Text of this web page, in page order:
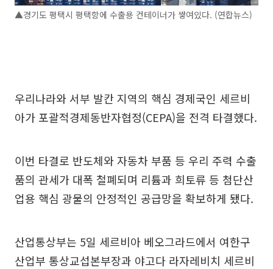
▲경기도 평택시 평택항에 수출용 컨테이너가 쌓여있다. (연합뉴스)
우리나라와 서부 발칸 지역의 핵심 경제국인 세르비
아가 포괄적경제동반자협정(CEPA)을 전격 타결했다.
이번 타결로 반도체와 자동차 부품 등 우리 주력 수출
품의 관세가 대폭 철폐되며 리튬과 희토류 등 첨단산
업용 핵심 광물의 안정적인 공급망을 확보하게 됐다.
산업통상부는 5일 세르비아 베오그라드에서 여한구
산업부 통상교섭본부장과 야고다 라자레비치 세르비